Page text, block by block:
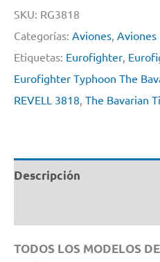
The
Bavarian
Tiger
2021
By
3818
1/72
SKU: RG3818
Categorías: Aviones Aviones
Etiquetas: Eurofighter
Eurofighter Typhoon The
REVELL 3818 The Bavarian
Descripción
TODOS LOS MODELOS